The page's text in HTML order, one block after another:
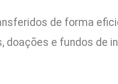
de forma
e fundos de